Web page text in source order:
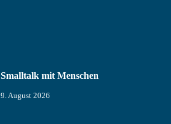
Smalltalk mit Menschen
9. August 2026